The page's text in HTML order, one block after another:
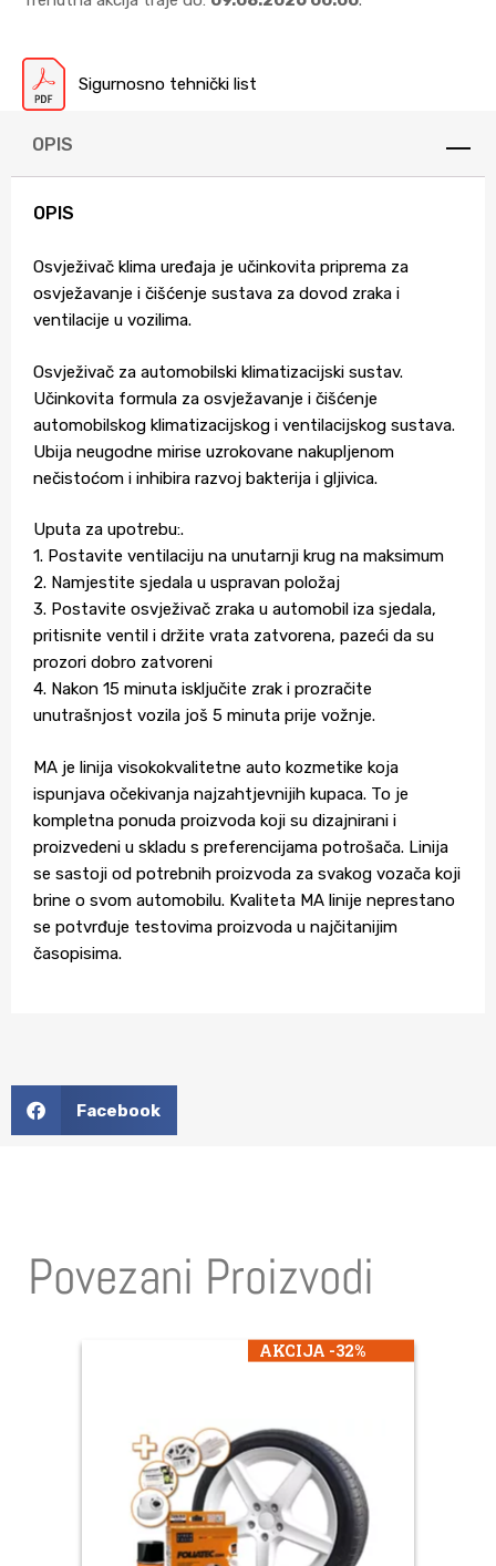
Sigurnosno tehnički list
OPIS
OPIS
Osvježivač klima uređaja je učinkovita priprema za
osvježavanje i čišćenje sustava za dovod zraka i
ventilacije u vozilima.
Osvježivač za automobilski klimatizacijski sustav.
Učinkovita formula za osvježavanje i čišćenje
automobilskog klimatizacijskog i ventilacijskog sustava.
Ubija neugodne mirise uzrokovane nakupljenom
nečistoćom i inhibira razvoj bakterija i gljivica.
Uputa za upotrebu:.
1. Postavite ventilaciju na unutarnji krug na maksimum
2. Namjestite sjedala u uspravan položaj
3. Postavite osvježivač zraka u automobil iza sjedala,
pritisnite ventil i držite vrata zatvorena, pazeći da su
prozori dobro zatvoreni
4. Nakon 15 minuta isključite zrak i prozračite
unutrašnjost vozila još 5 minuta prije vožnje.
MA je linija visokokvalitetne auto kozmetike koja
ispunjava očekivanja najzahtjevnijih kupaca. To je
kompletna ponuda proizvoda koji su dizajnirani i
proizvedeni u skladu s preferencijama potrošača. Linija
se sastoji od potrebnih proizvoda za svakog vozača koji
brine o svom automobilu. Kvaliteta MA linije neprestano
se potvrđuje testovima proizvoda u najčitanijim
časopisima.
Facebook
Povezani Proizvodi
AKCIJA -32%